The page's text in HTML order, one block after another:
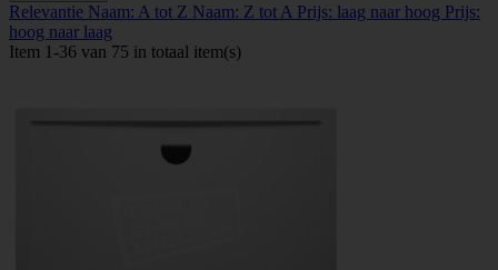
Relevantie Naam: A tot Z Naam: Z tot A Prijs: laag naar hoog Prijs:
hoog naar laag
Item 1-36 van 75 in totaal item(s)